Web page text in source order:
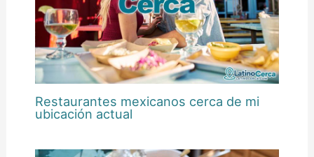
Restaurantes mexicanos cerca de mi
ubicación actual